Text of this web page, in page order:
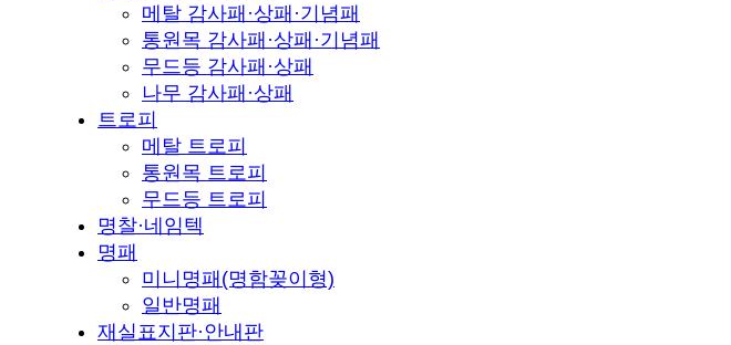
메탈 감사패·상패·기념패
통원목 감사패·상패·기념패
무드등 감사패·상패
나무 감사패·상패
트로피
메탈 트로피
통원목 트로피
무드등 트로피
명찰·네임텍
명패
미니명패(명함꽂이형)
일반명패
재실표지판·안내판